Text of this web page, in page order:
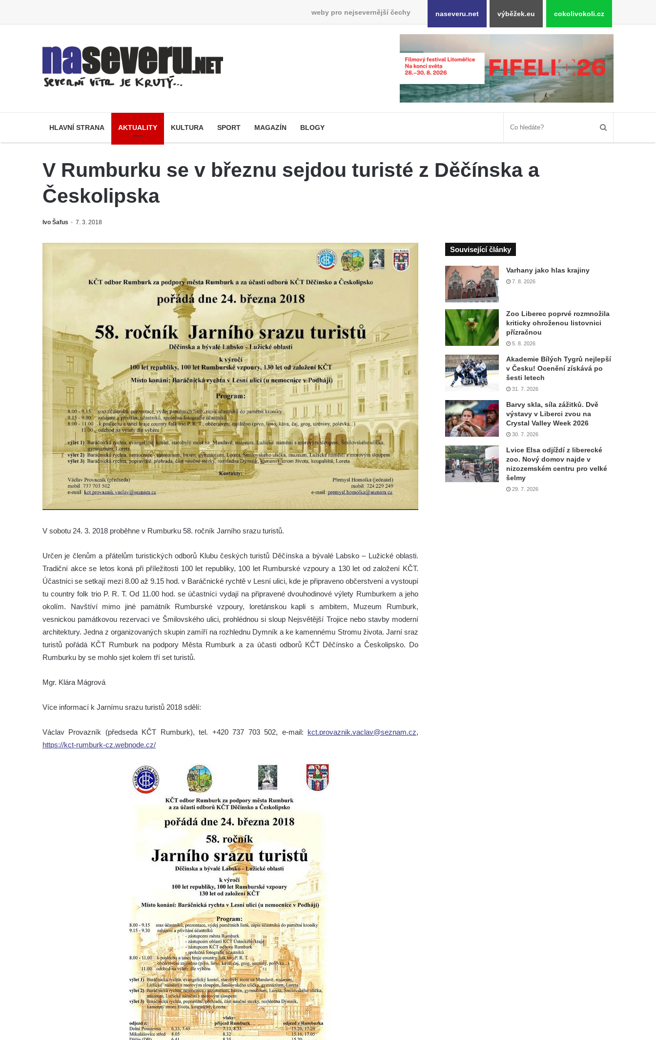
weby pro nejsevernější čechy naseveru.net výběžek.eu cokolivokoli.cz
HLAVNÍ STRANA AKTUALITY KULTURA SPORT MAGAZÍN BLOGY
V Rumburku se v březnu sejdou turisté z Děčínska a
Českolipska
Ivo Šafus 7. 3. 2018
V sobotu 24. 3. 2018 proběhne v Rumburku 58. ročník Jarního srazu turistů.
Určen je členům a přátelům turistických odborů Klubu českých turistů Děčínska a bývalé Labsko – Lužické oblasti.
Tradiční akce se letos koná při příležitosti 100 let republiky, 100 let Rumburské vzpoury a 130 let od založení KČT.
Účastníci se setkají mezi 8.00 až 9.15 hod. v Baráčnické rychtě v Lesní ulici, kde je připraveno občerstvení a vystoupí
tu country folk trio P. R. T. Od 11.00 hod. se účastníci vydají na připravené dvouhodinové výlety Rumburkem a jeho
okolím. Navštíví mimo jiné památník Rumburské vzpoury, loretánskou kapli s ambitem, Muzeum Rumburk,
vesnickou památkovou rezervaci ve Šmilovského ulici, prohlédnou si sloup Nejsvětější Trojice nebo stavby moderní
architektury. Jedna z organizovaných skupin zamíří na rozhlednu Dymník a ke kamennému Stromu života. Jarní sraz
turistů pořádá KČT Rumburk na podpory Města Rumburk a za účasti odborů KČT Děčínsko a Českolipsko. Do
Rumburku by se mohlo sjet kolem tří set turistů.
Mgr. Klára Mágrová
Více informací k Jarnímu srazu turistů 2018 sdělí:
Václav Provazník (předseda KČT Rumburk), tel. +420 737 703 502, e-mail: kct.provaznik.vaclav@seznam.cz,
https://kct-rumburk-cz.webnode.cz/
Související články
Varhany jako hlas krajiny
7. 8. 2026
Zoo Liberec poprvé rozmnožila
kriticky ohroženou listovnici
přízračnou
5. 8. 2026
Akademie Bílých Tygrů nejlepší
v Česku! Ocenění získává po
šesti letech
31. 7. 2026
Barvy skla, síla zážitků. Dvě
výstavy v Liberci zvou na
Crystal Valley Week 2026
30. 7. 2026
Lvice Elsa odjíždí z liberecké
zoo. Nový domov najde v
nizozemském centru pro velké
šelmy
29. 7. 2026